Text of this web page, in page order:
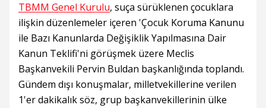
TBMM Genel Kurulu, suça sürüklenen çocuklara
ilişkin düzenlemeler içeren 'Çocuk Koruma Kanunu
ile Bazı Kanunlarda Değişiklik Yapılmasına Dair
Kanun Teklifi'ni görüşmek üzere Meclis
Başkanvekili Pervin Buldan başkanlığında toplandı.
Gündem dışı konuşmalar, milletvekillerine verilen
1'er dakikalık söz, grup başkanvekillerinin ülke